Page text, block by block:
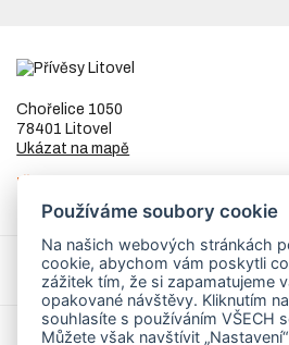
Chořelice 1050
78401 Litovel
Ukázat na mapě
IČ
DIČCZ8253255307
Přívěsy a náhradní díly
Servis
Používáme soubory cookie
Na našich webových stránkách
cookie, abychom vám poskytli
zážitek tím, že si zapamatujeme
opakované návštěvy. Kliknutím
souhlasíte s používáním VŠECH
Můžete však navštívit